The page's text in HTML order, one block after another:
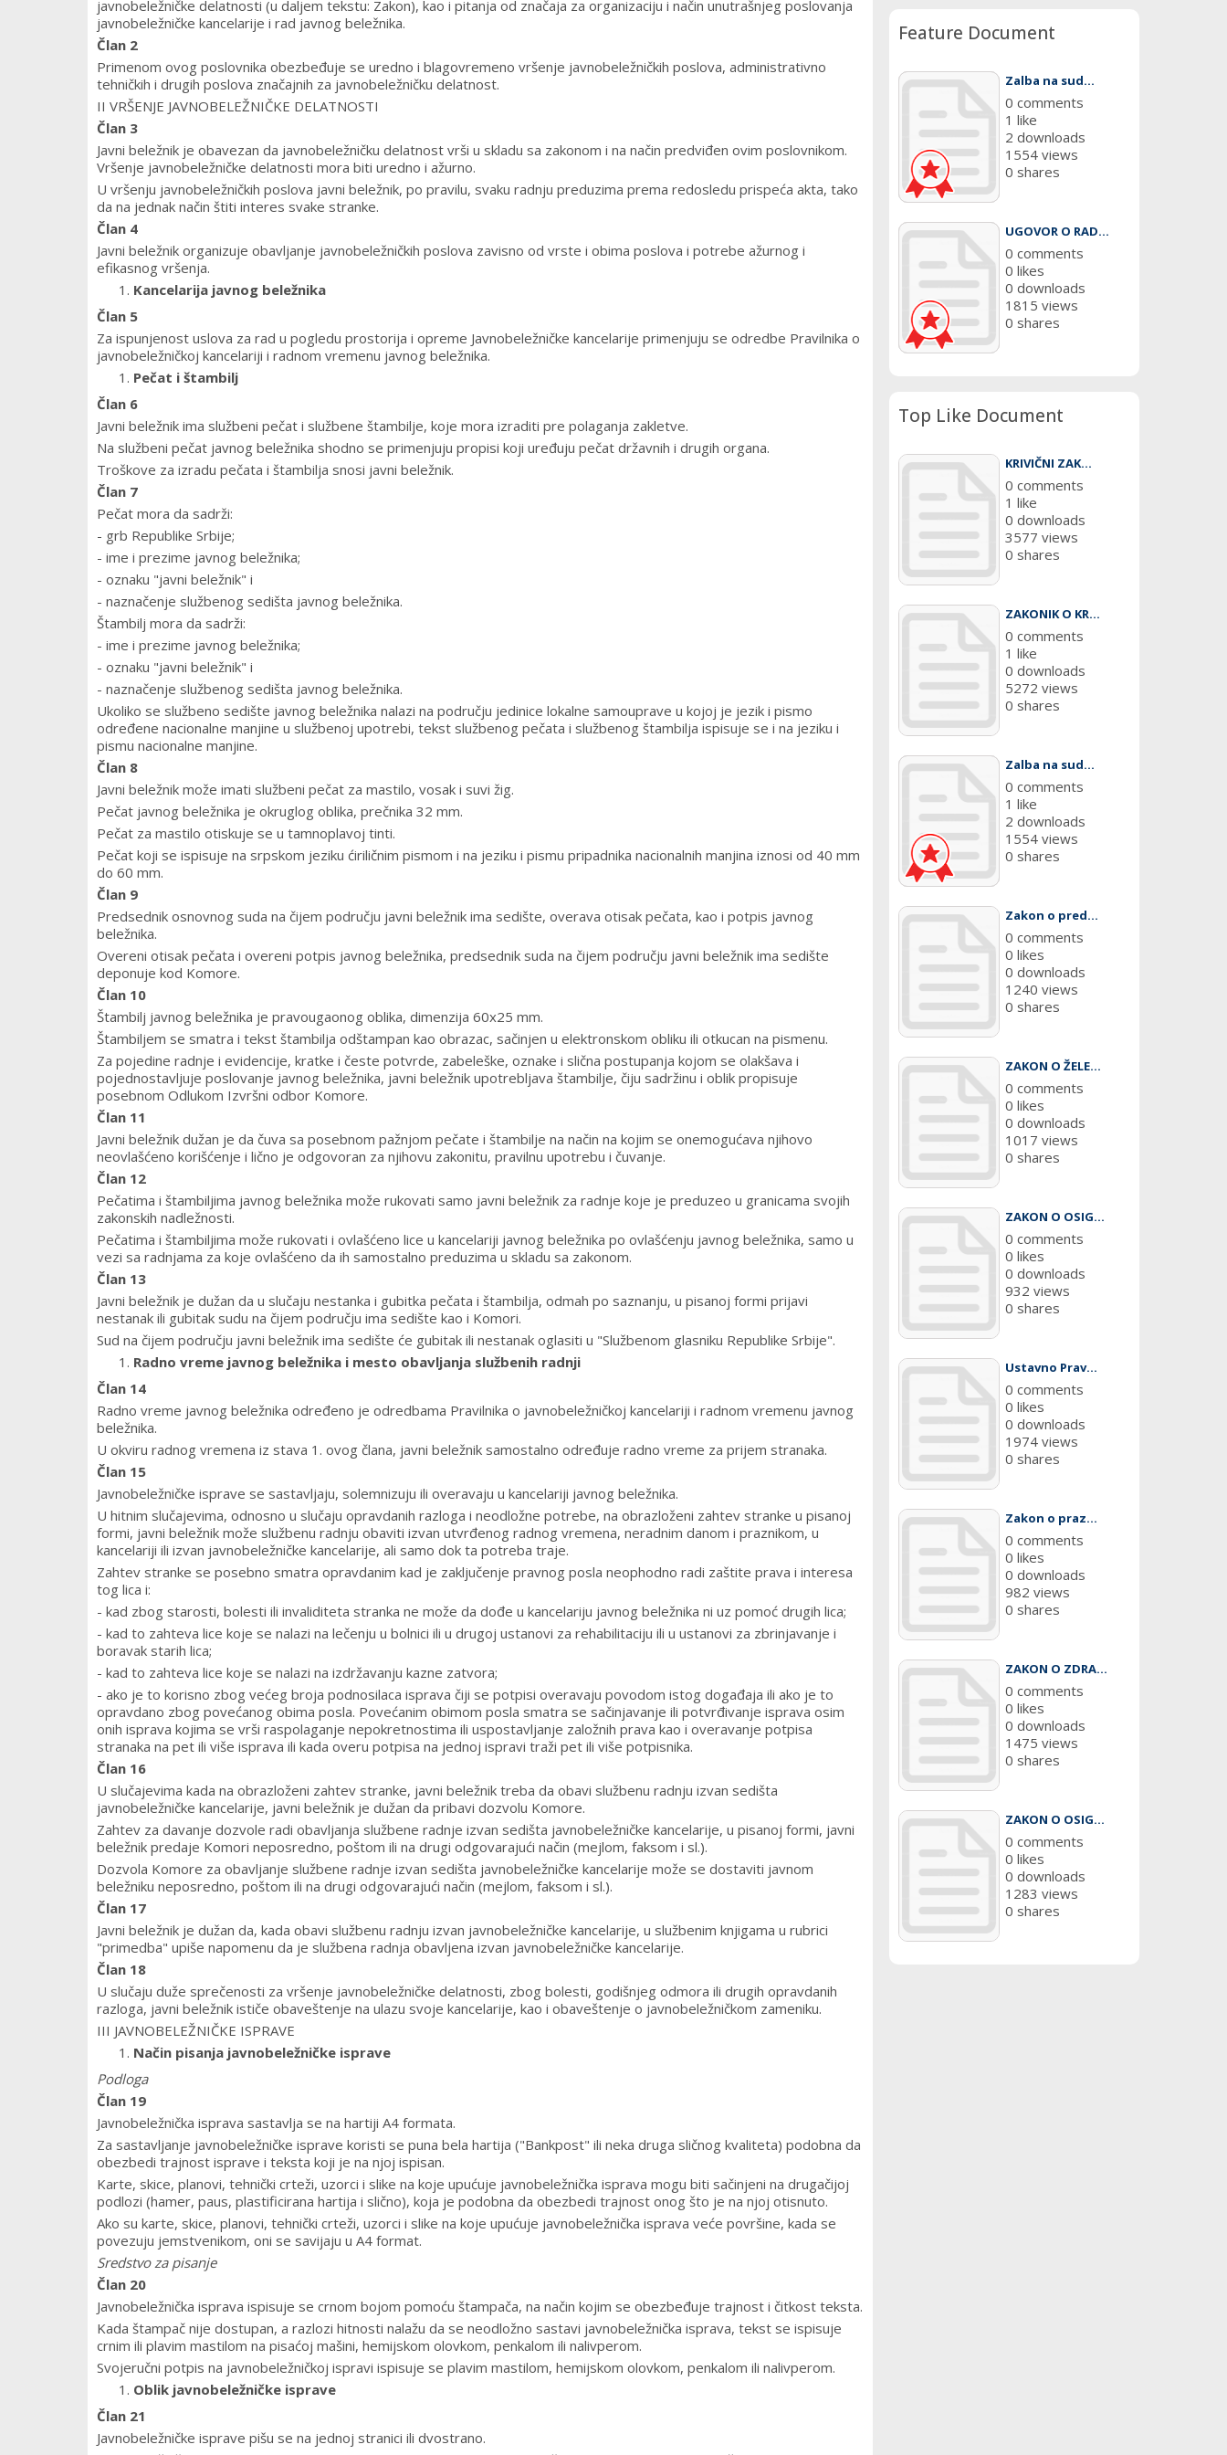
Feature Document
Zalba na sud...
0 comments
1 like
2 downloads
1554 views
0 shares
UGOVOR O RAD...
0 comments
0 likes
0 downloads
1815 views
0 shares
Top Like Document
KRIVIČNI ZAK...
0 comments
1 like
0 downloads
3577 views
0 shares
ZAKONIK O KR...
0 comments
1 like
0 downloads
5272 views
0 shares
Zalba na sud...
0 comments
1 like
2 downloads
1554 views
0 shares
Zakon o pred...
0 comments
0 likes
0 downloads
1240 views
0 shares
ZAKON O ŽELE...
0 comments
0 likes
0 downloads
1017 views
0 shares
ZAKON O OSIG...
0 comments
0 likes
0 downloads
932 views
0 shares
Ustavno Prav...
0 comments
0 likes
0 downloads
1974 views
0 shares
Zakon o praz...
0 comments
0 likes
0 downloads
982 views
0 shares
ZAKON O ZDRA...
0 comments
0 likes
0 downloads
1475 views
0 shares
ZAKON O OSIG...
0 comments
0 likes
0 downloads
1283 views
0 shares
javnobeležničke delatnosti (u daljem tekstu: Zakon), kao i pitanja od značaja za organizaciju i način unutrašnjeg poslovanja
javnobeležničke kancelarije i rad javnog beležnika.
Član 2
Primenom ovog poslovnika obezbeđuje se uredno i blagovremeno vršenje javnobeležničkih poslova, administrativno
tehničkih i drugih poslova značajnih za javnobeležničku delatnost.
II VRŠENJE JAVNOBELEŽNIČKE DELATNOSTI
Član 3
Javni beležnik je obavezan da javnobeležničku delatnost vrši u skladu sa zakonom i na način predviđen ovim poslovnikom.
Vršenje javnobeležničke delatnosti mora biti uredno i ažurno.
U vršenju javnobeležničkih poslova javni beležnik, po pravilu, svaku radnju preduzima prema redosledu prispeća akta, tako
da na jednak način štiti interes svake stranke.
Član 4
Javni beležnik organizuje obavljanje javnobeležničkih poslova zavisno od vrste i obima poslova i potrebe ažurnog i
efikasnog vršenja.
Kancelarija javnog beležnika
Član 5
Za ispunjenost uslova za rad u pogledu prostorija i opreme Javnobeležničke kancelarije primenjuju se odredbe Pravilnika o
javnobeležničkoj kancelariji i radnom vremenu javnog beležnika.
Pečat i štambilj
Član 6
Javni beležnik ima službeni pečat i službene štambilje, koje mora izraditi pre polaganja zakletve.
Na službeni pečat javnog beležnika shodno se primenjuju propisi koji uređuju pečat državnih i drugih organa.
Troškove za izradu pečata i štambilja snosi javni beležnik.
Član 7
Pečat mora da sadrži:
- grb Republike Srbije;
- ime i prezime javnog beležnika;
- oznaku "javni beležnik" i
- naznačenje službenog sedišta javnog beležnika.
Štambilj mora da sadrži:
- ime i prezime javnog beležnika;
- oznaku "javni beležnik" i
- naznačenje službenog sedišta javnog beležnika.
Ukoliko se službeno sedište javnog beležnika nalazi na području jedinice lokalne samouprave u kojoj je jezik i pismo
određene nacionalne manjine u službenoj upotrebi, tekst službenog pečata i službenog štambilja ispisuje se i na jeziku i
pismu nacionalne manjine.
Član 8
Javni beležnik može imati službeni pečat za mastilo, vosak i suvi žig.
Pečat javnog beležnika je okruglog oblika, prečnika 32 mm.
Pečat za mastilo otiskuje se u tamnoplavoj tinti.
Pečat koji se ispisuje na srpskom jeziku ćiriličnim pismom i na jeziku i pismu pripadnika nacionalnih manjina iznosi od 40 mm
do 60 mm.
Član 9
Predsednik osnovnog suda na čijem području javni beležnik ima sedište, overava otisak pečata, kao i potpis javnog
beležnika.
Overeni otisak pečata i overeni potpis javnog beležnika, predsednik suda na čijem području javni beležnik ima sedište
deponuje kod Komore.
Član 10
Štambilj javnog beležnika je pravougaonog oblika, dimenzija 60x25 mm.
Štambiljem se smatra i tekst štambilja odštampan kao obrazac, sačinjen u elektronskom obliku ili otkucan na pismenu.
Za pojedine radnje i evidencije, kratke i česte potvrde, zabeleške, oznake i slična postupanja kojom se olakšava i
pojednostavljuje poslovanje javnog beležnika, javni beležnik upotrebljava štambilje, čiju sadržinu i oblik propisuje
posebnom Odlukom Izvršni odbor Komore.
Član 11
Javni beležnik dužan je da čuva sa posebnom pažnjom pečate i štambilje na način na kojim se onemogućava njihovo
neovlašćeno korišćenje i lično je odgovoran za njihovu zakonitu, pravilnu upotrebu i čuvanje.
Član 12
Pečatima i štambiljima javnog beležnika može rukovati samo javni beležnik za radnje koje je preduzeo u granicama svojih
zakonskih nadležnosti.
Pečatima i štambiljima može rukovati i ovlašćeno lice u kancelariji javnog beležnika po ovlašćenju javnog beležnika, samo u
vezi sa radnjama za koje ovlašćeno da ih samostalno preduzima u skladu sa zakonom.
Član 13
Javni beležnik je dužan da u slučaju nestanka i gubitka pečata i štambilja, odmah po saznanju, u pisanoj formi prijavi
nestanak ili gubitak sudu na čijem području ima sedište kao i Komori.
Sud na čijem području javni beležnik ima sedište će gubitak ili nestanak oglasiti u "Službenom glasniku Republike Srbije".
Radno vreme javnog beležnika i mesto obavljanja službenih radnji
Član 14
Radno vreme javnog beležnika određeno je odredbama Pravilnika o javnobeležničkoj kancelariji i radnom vremenu javnog
beležnika.
U okviru radnog vremena iz stava 1. ovog člana, javni beležnik samostalno određuje radno vreme za prijem stranaka.
Član 15
Javnobeležničke isprave se sastavljaju, solemnizuju ili overavaju u kancelariji javnog beležnika.
U hitnim slučajevima, odnosno u slučaju opravdanih razloga i neodložne potrebe, na obrazloženi zahtev stranke u pisanoj
formi, javni beležnik može službenu radnju obaviti izvan utvrđenog radnog vremena, neradnim danom i praznikom, u
kancelariji ili izvan javnobeležničke kancelarije, ali samo dok ta potreba traje.
Zahtev stranke se posebno smatra opravdanim kad je zaključenje pravnog posla neophodno radi zaštite prava i interesa
tog lica i:
- kad zbog starosti, bolesti ili invaliditeta stranka ne može da dođe u kancelariju javnog beležnika ni uz pomoć drugih lica;
- kad to zahteva lice koje se nalazi na lečenju u bolnici ili u drugoj ustanovi za rehabilitaciju ili u ustanovi za zbrinjavanje i
boravak starih lica;
- kad to zahteva lice koje se nalazi na izdržavanju kazne zatvora;
- ako je to korisno zbog većeg broja podnosilaca isprava čiji se potpisi overavaju povodom istog događaja ili ako je to
opravdano zbog povećanog obima posla. Povećanim obimom posla smatra se sačinjavanje ili potvrđivanje isprava osim
onih isprava kojima se vrši raspolaganje nepokretnostima ili uspostavljanje založnih prava kao i overavanje potpisa
stranaka na pet ili više isprava ili kada overu potpisa na jednoj ispravi traži pet ili više potpisnika.
Član 16
U slučajevima kada na obrazloženi zahtev stranke, javni beležnik treba da obavi službenu radnju izvan sedišta
javnobeležničke kancelarije, javni beležnik je dužan da pribavi dozvolu Komore.
Zahtev za davanje dozvole radi obavljanja službene radnje izvan sedišta javnobeležničke kancelarije, u pisanoj formi, javni
beležnik predaje Komori neposredno, poštom ili na drugi odgovarajući način (mejlom, faksom i sl.).
Dozvola Komore za obavljanje službene radnje izvan sedišta javnobeležničke kancelarije može se dostaviti javnom
beležniku neposredno, poštom ili na drugi odgovarajući način (mejlom, faksom i sl.).
Član 17
Javni beležnik je dužan da, kada obavi službenu radnju izvan javnobeležničke kancelarije, u službenim knjigama u rubrici
"primedba" upiše napomenu da je službena radnja obavljena izvan javnobeležničke kancelarije.
Član 18
U slučaju duže sprečenosti za vršenje javnobeležničke delatnosti, zbog bolesti, godišnjeg odmora ili drugih opravdanih
razloga, javni beležnik ističe obaveštenje na ulazu svoje kancelarije, kao i obaveštenje o javnobeležničkom zameniku.
III JAVNOBELEŽNIČKE ISPRAVE
Način pisanja javnobeležničke isprave
Podloga
Član 19
Javnobeležnička isprava sastavlja se na hartiji A4 formata.
Za sastavljanje javnobeležničke isprave koristi se puna bela hartija ("Bankpost" ili neka druga sličnog kvaliteta) podobna da
obezbedi trajnost isprave i teksta koji je na njoj ispisan.
Karte, skice, planovi, tehnički crteži, uzorci i slike na koje upućuje javnobeležnička isprava mogu biti sačinjeni na drugačijoj
podlozi (hamer, paus, plastificirana hartija i slično), koja je podobna da obezbedi trajnost onog što je na njoj otisnuto.
Ako su karte, skice, planovi, tehnički crteži, uzorci i slike na koje upućuje javnobeležnička isprava veće površine, kada se
povezuju jemstvenikom, oni se savijaju u A4 format.
Sredstvo za pisanje
Član 20
Javnobeležnička isprava ispisuje se crnom bojom pomoću štampača, na način kojim se obezbeđuje trajnost i čitkost teksta.
Kada štampač nije dostupan, a razlozi hitnosti nalažu da se neodložno sastavi javnobeležnička isprava, tekst se ispisuje
crnim ili plavim mastilom na pisaćoj mašini, hemijskom olovkom, penkalom ili nalivperom.
Svojeručni potpis na javnobeležničkoj ispravi ispisuje se plavim mastilom, hemijskom olovkom, penkalom ili nalivperom.
Oblik javnobeležničke isprave
Član 21
Javnobeležničke isprave pišu se na jednoj stranici ili dvostrano.